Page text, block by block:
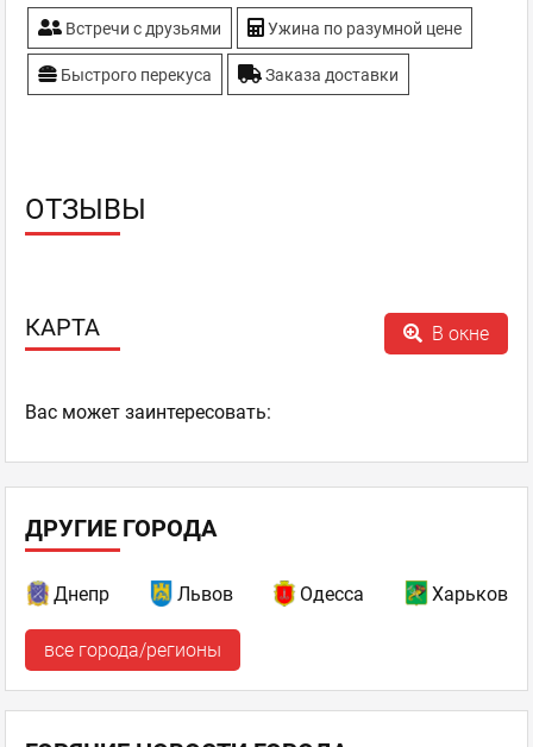
Встречи с друзьями Ужина по разумной цене
Быстрого перекуса Заказа доставки
ОТЗЫВЫ
КАРТА В окне
Ваc может заинтересовать:
ДРУГИЕ ГОРОДА
Днепр Львов Одесса Харьков
все города/регионы